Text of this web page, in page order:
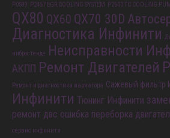
P0599 P2457 EGR COOLING SYSTEM P2600 TC COOLING
QX80 QX60 QX70 30D
Диагностика Инфинити
вибростенде Неисправности
АКПП Ремонт Двигателей
Ремонт и диагностика вариатора Сажевый фильтр
Инфинити Тюнинг Инфинити
ремонт двс ошибка переборка
сервис инфинити